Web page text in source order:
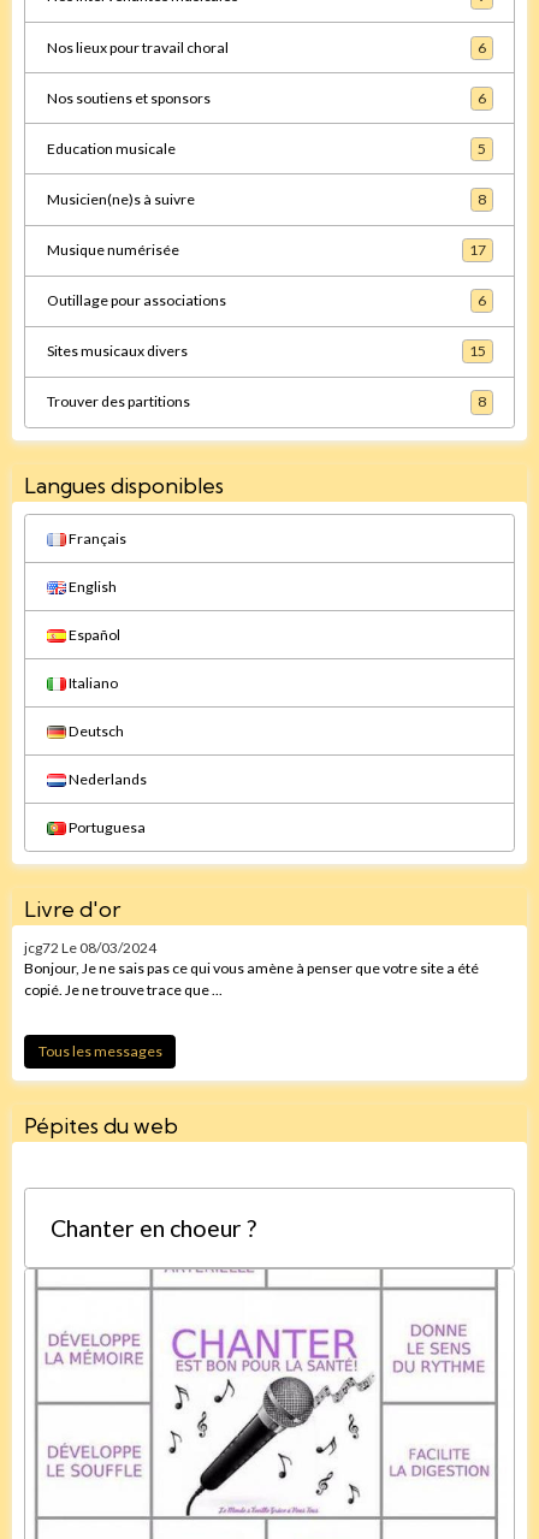
Nos lieux pour travail choral 6
Nos soutiens et sponsors 6
Education musicale 5
Musicien(ne)s à suivre 8
Musique numérisée 17
Outillage pour associations 6
Sites musicaux divers 15
Trouver des partitions 8
Langues disponibles
Français
English
Español
Italiano
Deutsch
Nederlands
Portuguesa
Livre d'or
jcg72 Le 08/03/2024
Bonjour, Je ne sais pas ce qui vous amène à penser que votre site a été
copié. Je ne trouve trace que ...
Tous les messages
Pépites du web
Chanter en choeur ?